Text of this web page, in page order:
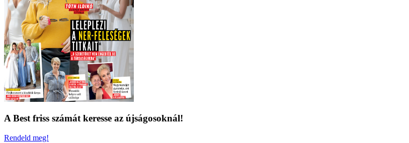
A Best friss számát keresse az újságosoknál!
Rendeld meg!